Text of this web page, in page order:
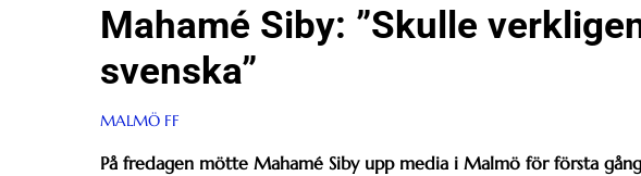
Mahamé Siby: ”Skulle
svenska”
MALMÖ FF
På fredagen mötte Mahamé Siby upp media i Malmö för första